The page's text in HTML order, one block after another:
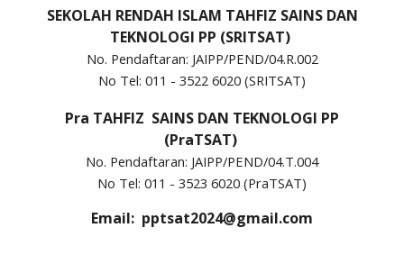
SEKOLAH RENDAH ISLAM TAHFIZ SAINS DAN
TEKNOLOGI PP (SRITSAT)
No. Pendaftaran: JAIPP/PEND/04.R.002
No Tel: 011 - 3522 6020 (SRITSAT)
Pra TAHFIZ SAINS DAN TEKNOLOGI PP
(PraTSAT)
No. Pendaftaran: JAIPP/PEND/04.T.004
No Tel: 011 - 3523 6020 (PraTSAT)
Email: pptsat2024@gmail.com